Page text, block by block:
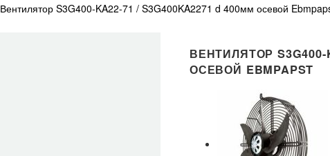
Вентилятор S3G400-KA22-71 / S3G400KA2271 d 400мм осевой
ВЕНТИЛЯТОР S3G400-
ОСЕВОЙ EBMPAPST